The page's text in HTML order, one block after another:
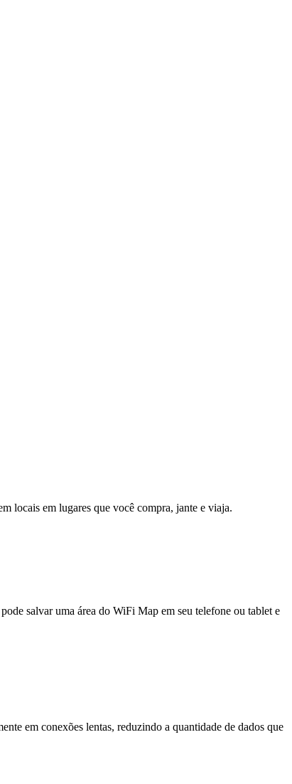
locais em lugares que você compra, jante e viaja.
salvar uma área do WiFi Map em seu telefone ou tablet e
em conexões lentas, reduzindo a quantidade de dados que